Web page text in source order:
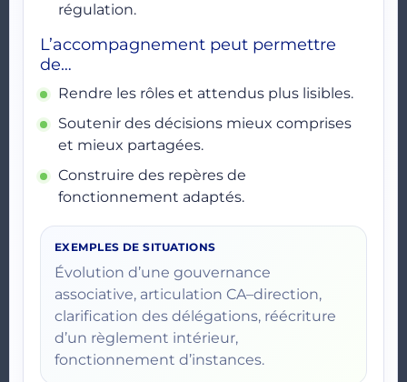
régulation.
L’accompagnement peut permettre
de…
Rendre les rôles et attendus plus lisibles.
Soutenir des décisions mieux comprises
et mieux partagées.
Construire des repères de
fonctionnement adaptés.
EXEMPLES DE SITUATIONS
Évolution d’une gouvernance
associative, articulation CA–direction,
clarification des délégations, réécriture
d’un règlement intérieur,
fonctionnement d’instances.